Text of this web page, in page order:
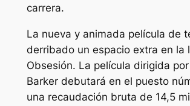
carrera.
La nueva y animada película de
derribado un espacio extra en la
Obsesión. La película dirigida
Barker debutará en el puesto
una recaudación bruta de 14,5